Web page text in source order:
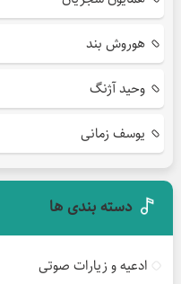
هوروش بند
وحید آژنگ
یوسف زمانی
دسته بندی ها
ادعیه و زیارات صوتی